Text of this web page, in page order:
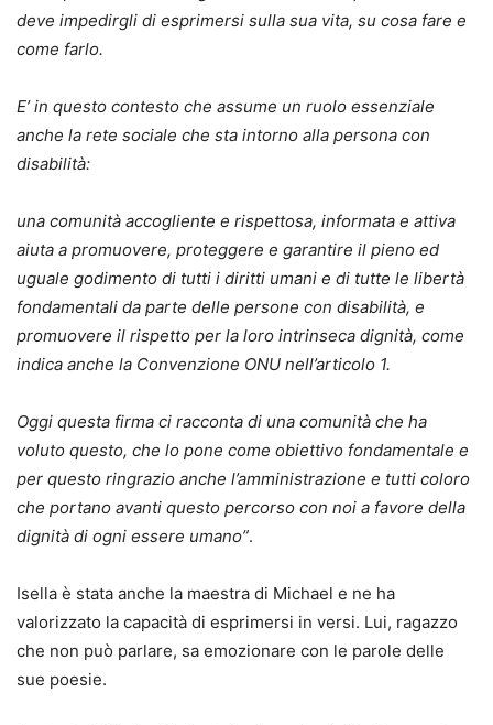
deve impedirgli di esprimersi sulla sua vita, su cosa fare e
come farlo.
E’ in questo contesto che assume un ruolo essenziale
anche la rete sociale che sta intorno alla persona con
disabilità:
una comunità accogliente e rispettosa, informata e attiva
aiuta a promuovere, proteggere e garantire il pieno ed
uguale godimento di tutti i diritti umani e di tutte le libertà
fondamentali da parte delle persone con disabilità, e
promuovere il rispetto per la loro intrinseca dignità, come
indica anche la Convenzione ONU nell’articolo 1.
Oggi questa firma ci racconta di una comunità che ha
voluto questo, che lo pone come obiettivo fondamentale e
per questo ringrazio anche l’amministrazione e tutti coloro
che portano avanti questo percorso con noi a favore della
dignità di ogni essere umano”.
Isella è stata anche la maestra di Michael e ne ha
valorizzato la capacità di esprimersi in versi. Lui, ragazzo
che non può parlare, sa emozionare con le parole delle
sue poesie.